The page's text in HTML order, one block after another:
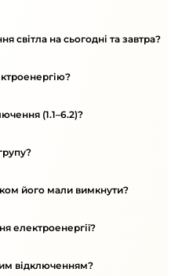
світла на сьогодні та завтра?
(1.1–6.2)?
його мали вимкнути?
електроенергії?
відключенням?